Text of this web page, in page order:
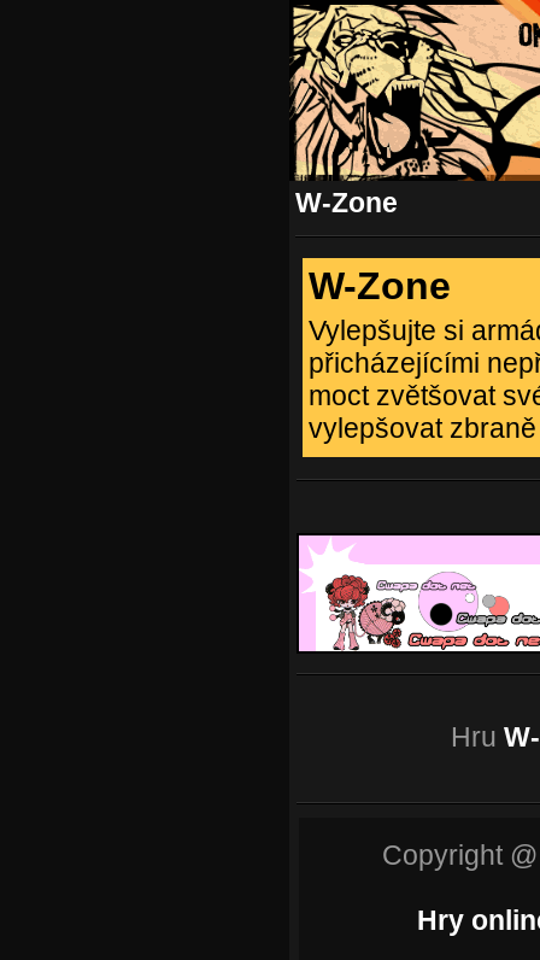
W-Zone
W-Zone
Vylepšujte si
přicházejícími
moct zvětšovat
vylepšovat
Hru
Copyright
Hry